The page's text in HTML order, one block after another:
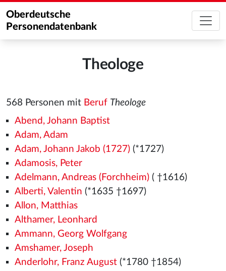
Oberdeutsche
Personendatenbank
Theologe
568 Personen mit Beruf Theologe
Abend, Johann Baptist
Adam, Adam
Adam, Johann Jakob (1727)(*1727)
Adamosis, Peter
Adelmann, Andreas (Forchheim)( †1616)
Alberti, Valentin (*1635 †1697)
Allon, Matthias
Althamer, Leonhard
Ammann, Georg Wolfgang
Amshamer, Joseph
Anderlohr, Franz August(*1780 †1854)